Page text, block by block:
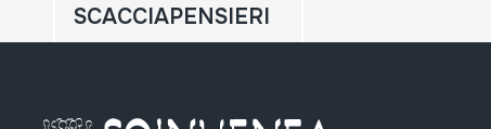
SCACCIAPENSIERI